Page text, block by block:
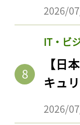
2026/
IT・ビ
【日
キュ
2026/